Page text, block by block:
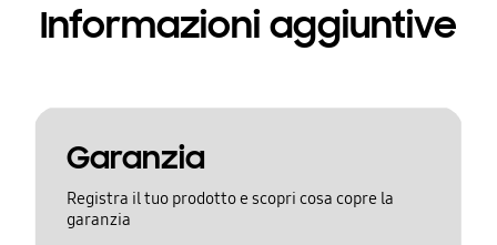
Informazioni aggiuntive
Garanzia
Registra il tuo prodotto e scopri cosa copre la
garanzia